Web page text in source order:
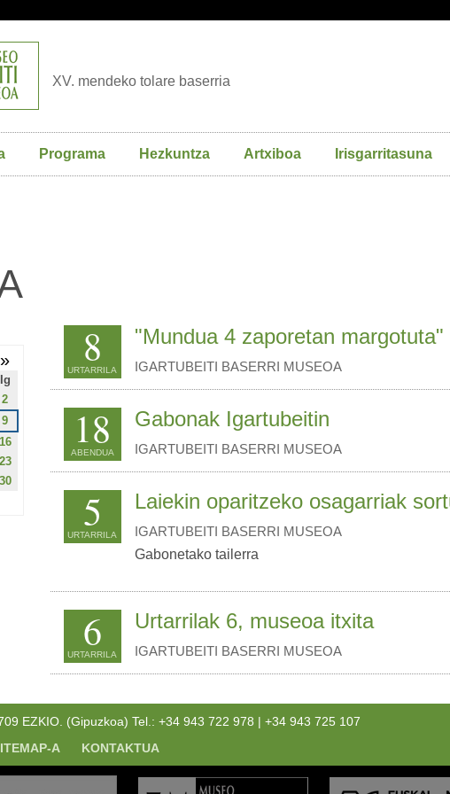
XV. mendeko tolare baserria
Programa Hezkuntza Artxiboa Irisgarritasuna
8
URTARRILA
"Mundua 4 zaporetan
IGARTUBEITI BASERRI MUSEOA
18
ABENDUA
Gabonak Igartubeitin
IGARTUBEITI BASERRI MUSEOA
5
URTARRILA
Laiekin oparitzeko osagarriak
IGARTUBEITI BASERRI MUSEOA
Gabonetako tailerra
6
URTARRILA
Urtarrilak 6, museoa itxita
IGARTUBEITI BASERRI MUSEOA
»
Ig
2
9
16
23
30
EZKIO. (Gipuzkoa) Tel.: +34 943 722 978 | +34 943 725 107
A KONTAKTUA